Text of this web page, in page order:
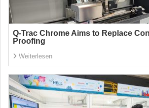
Q-Trac Chrome Aims to Replace
Proofing
Weiterlesen